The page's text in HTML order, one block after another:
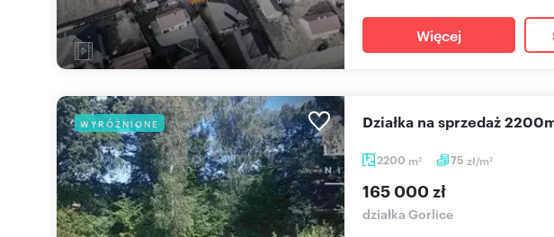
Więcej
WYRÓŻNIONE
2200 m2 75 zł/m2
działka na sprzedaż
165 000 zł
działka Gorlice